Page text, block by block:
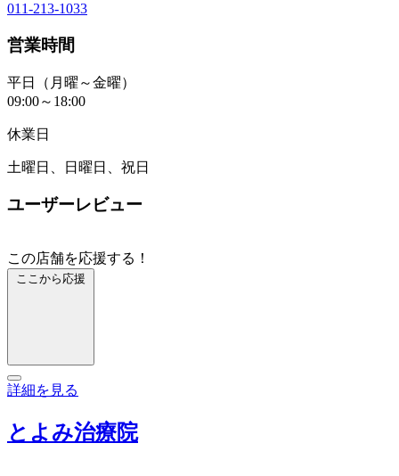
011-213-1033
営業時間
平日（月曜～金曜）
09:00～18:00
休業日
土曜日、日曜日、祝日
ユーザーレビュー
この店舗を応援する！
ここから応援
詳細を見る
とよみ治療院